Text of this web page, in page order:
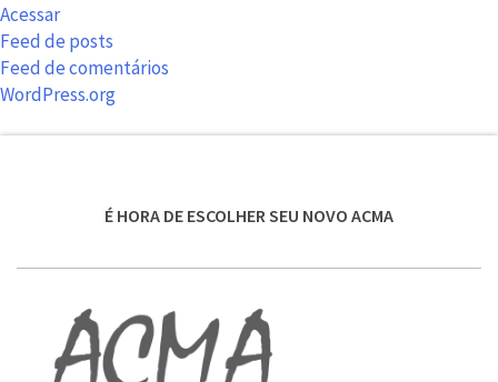
Acessar
Feed de posts
Feed de comentários
WordPress.org
É HORA DE ESCOLHER SEU NOVO ACMA